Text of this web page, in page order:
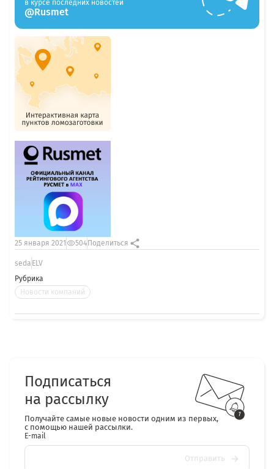
Рубрика
Новости компаний
25 января 2021 504 Поделиться
seda ELV
в курсе последних новостей
@Rusmet
Подписаться
на рассылку
Получайте самые новые новости одним из первых,
с помощью нашей рассылки.
E-mail
Отправить